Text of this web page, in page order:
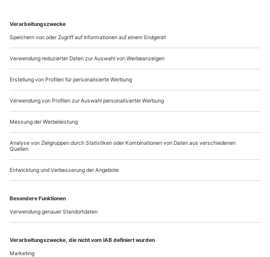
eine Frau bist – schlank, sexy, rein und begehrenswert sein,
wenn du dich nur anstrengst. Was, wenn jetzt eine Frau,
einen Dolch im fauligen Gebiss, mit unreiner Haut,
Augenklappe, schmuddeligem Rüschenhemd und «unten
ohne», aber unrasiert, an der Volksbühne die...
«Ich möchte nichts richtig machen müssen»
Die Schauspielerin Katharina Bach feiert an den Münchner
Kammerspielen Erfolge
Was für eine Energie, die von der Bühne herab knistert,
glitzert, gluckst und giggelt – und dann plötzlich explodiert,
aus einer schroffen Tiefe heraus, die man zuerst gar nicht
verorten kann in der schmalen Person da oben in der Mitte
mit hellwachen Augen und leicht spöttischen Mundwinkeln.
Noch sitzen sie zu fünft am Lesetisch und kabbeln sich über